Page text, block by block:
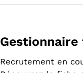
Recrutement en